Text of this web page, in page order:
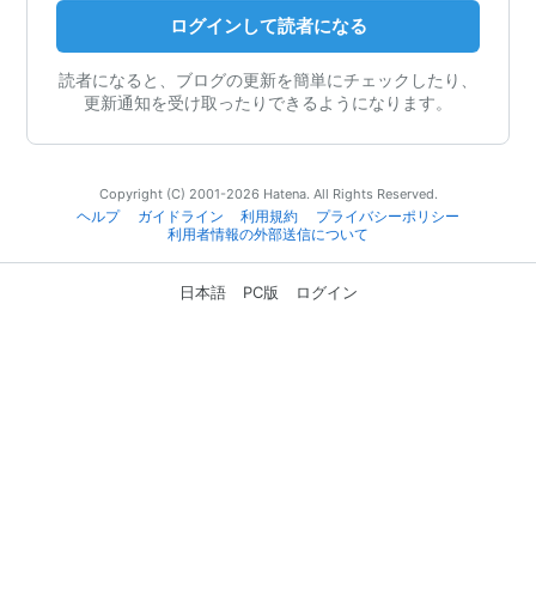
ログインして読者になる
読者になると、ブログの更新を簡単にチェックしたり、
更新通知を受け取ったりできるようになります。
Copyright (C) 2001-2026 Hatena. All Rights Reserved.
ヘルプ
ガイドライン 利用規約
プライバシーポリシー
利用者情報の外部送信について
日本語 PC版 ログイン